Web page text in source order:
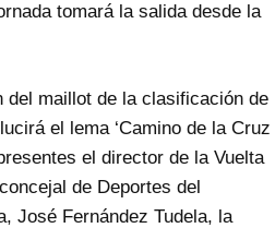
tomará la salida desde la
del maillot de la clasificación de
el lema ‘Camino de la Cruz
el director de la Vuelta
de Deportes del
José Fernández Tudela, la